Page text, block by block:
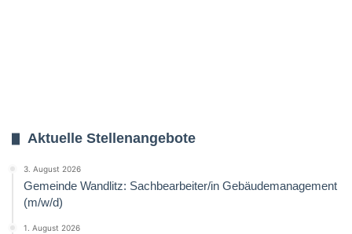
Aktuelle Stellenangebote
3. August 2026
Gemeinde Wandlitz: Sachbearbeiter/in Gebäudemanagement
(m/w/d)
1. August 2026